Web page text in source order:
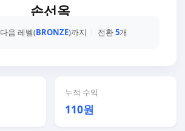
손선옥
다음 레벨(BRONZE)까지 전환5개
누적 수익
110원